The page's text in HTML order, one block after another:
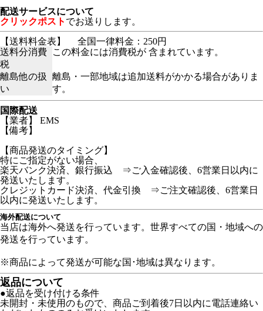
配送サービスについて
クリックポスト でお送りします。
【送料料金表】
全国一律料金：250円
送料分消費
税
この料金には消費税が 含まれています。
離島他の扱
い
離島・一部地域は追加送料がかかる場合がありま
す。
国際配送
【業者】 EMS
【備考】
【商品発送のタイミング】
特にご指定がない場合、
楽天バンク決済、銀行振込 ⇒ご入金確認後、6営業日以内に
発送いたします。
クレジットカード決済、代金引換 ⇒ご注文確認後、6営業日
以内に発送いたします。
海外配送について
当店は海外へ発送を行っています。世界すべての国・地域への
発送を行っています。
※商品によって発送が可能な国･地域は異なります。
返品について
●返品を受け付ける条件
未開封・未使用のもので、商品ご到着後7日以内に電話連絡い